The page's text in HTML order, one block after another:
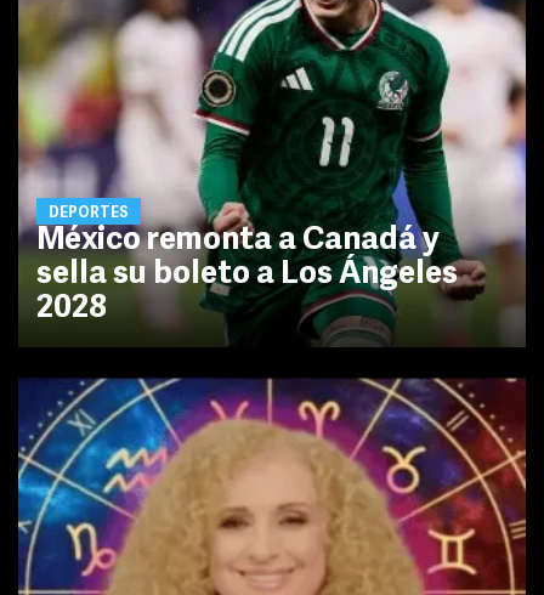
DEPORTES
México remonta a Canadá y
sella su boleto a Los Ángeles
2028